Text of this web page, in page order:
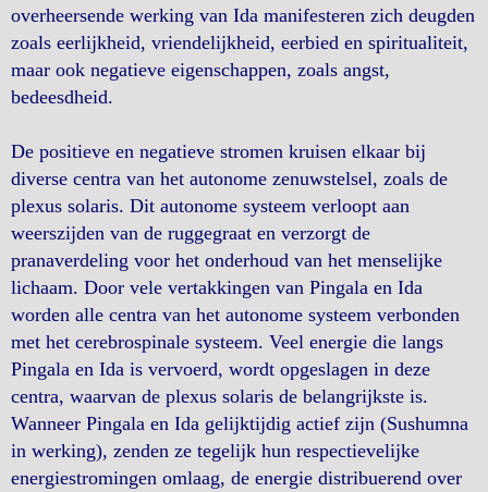
overheersende werking van Ida manifesteren zich deugden
zoals eerlijkheid, vriendelijkheid, eerbied en spiritualiteit,
maar ook negatieve eigenschappen, zoals angst,
bedeesdheid.
De positieve en negatieve stromen kruisen elkaar bij
diverse centra van het autonome zenuwstelsel, zoals de
plexus solaris. Dit autonome systeem verloopt aan
weerszijden van de ruggegraat en verzorgt de
pranaverdeling voor het onderhoud van het menselijke
lichaam. Door vele vertakkingen van Pingala en Ida
worden alle centra van het autonome systeem verbonden
met het cerebrospinale systeem. Veel energie die langs
Pingala en Ida is vervoerd, wordt opgeslagen in deze
centra, waarvan de plexus solaris de belangrijkste is.
Wanneer Pingala en Ida gelijktijdig actief zijn (Sushumna
in werking), zenden ze tegelijk hun respectievelijke
energiestromingen omlaag, de energie distribuerend over